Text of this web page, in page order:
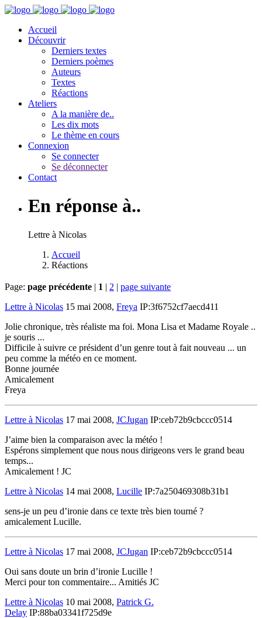
Accueil
Découvrir
Derniers textes
Derniers poèmes
Auteurs
Textes
Réactions
Ateliers
A la manière de..
Les dix mots
Le thème en cours
Connexion
Se connecter
Se déconnecter
Contact
En réponse à..
Lettre à Nicolas
Accueil
Réactions
Page: page précédente | 1 | 2 | page suivante
Lettre à Nicolas 15 mai 2008, Freya IP:3f6752cf7aecd411
Jolie chronique, très réaliste ma foi. Mona Lisa et Madame Royale ..
je souris ...
Difficile à suivre ce président d’un genre tout à fait nouveau ... un
peu comme la météo en ce moment.
Bonne journée
Amicalement
Freya
Lettre à Nicolas 17 mai 2008, JCJugan IP:ceb72b9cbccc0514
J’aime bien la comparaison avec la météo !
Espérons simplement que nous nous dirigeons vers le grand beau
temps...
Amicalement ! JC
Lettre à Nicolas 14 mai 2008, Lucille IP:7a250469308b31b1
sens-je un peu d’ironie dans ce texte très bien tourné ?
amicalement Lucille.
Lettre à Nicolas 17 mai 2008, JCJugan IP:ceb72b9cbccc0514
Oui sans doute un brin d’ironie Lucille !
Merci pour ton commentaire... Amitiés JC
Lettre à Nicolas 10 mai 2008, Patrick G.
Delay IP:88ba03341f725d9e